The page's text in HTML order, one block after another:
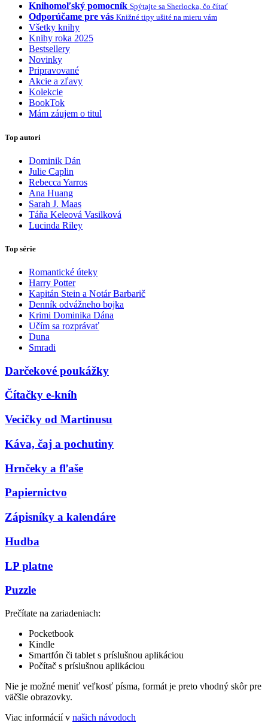
Knihomoľský pomocník Spýtajte sa Sherlocka, čo čítať
Odporúčame pre vás Knižné tipy ušité na mieru vám
Všetky knihy
Knihy roka 2025
Bestsellery
Novinky
Pripravované
Akcie a zľavy
Kolekcie
BookTok
Mám záujem o titul
Top autori
Dominik Dán
Julie Caplin
Rebecca Yarros
Ana Huang
Sarah J. Maas
Táňa Keleová Vasilková
Lucinda Riley
Top série
Romantické úteky
Harry Potter
Kapitán Stein a Notár Barbarič
Denník odvážneho bojka
Krimi Dominika Dána
Učím sa rozprávať
Duna
Smradi
Darčekové poukážky
Čítačky e-kníh
Vecičky od Martinusu
Káva, čaj a pochutiny
Hrnčeky a fľaše
Papiernictvo
Zápisníky a kalendáre
Hudba
LP platne
Puzzle
Prečítate na zariadeniach:
Pocketbook
Kindle
Smartfón či tablet s príslušnou aplikáciou
Počítač s príslušnou aplikáciou
Nie je možné meniť veľkosť písma, formát je preto vhodný skôr pre
väčšie obrazovky.
Viac informácií v našich návodoch